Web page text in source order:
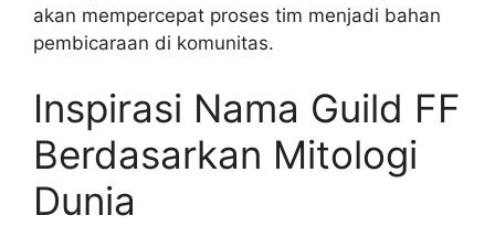
akan mempercepat proses tim menjadi bahan
pembicaraan di komunitas.
Inspirasi Nama Guild FF
Berdasarkan Mitologi
Dunia